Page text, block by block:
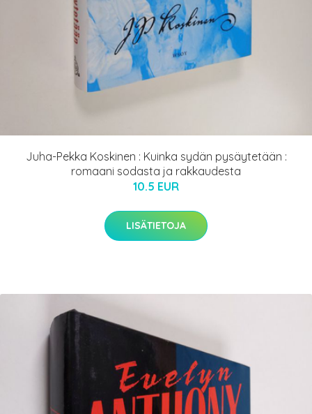
Juha-Pekka Koskinen : Kuinka sydän pysäytetään :
romaani sodasta ja rakkaudesta
10.5 EUR
LISÄTIETOJA